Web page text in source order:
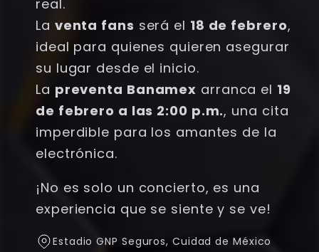
real.
La venta fans será el 18 de febrero,
ideal para quienes quieren asegurar
su lugar desde el inicio.
La preventa Banamex arranca el 19
de febrero a las 2:00 p.m., una cita
imperdible para los amantes de la
electrónica.
¡No es solo un concierto, es una
experiencia que se siente y se ve!
Estadio GNP Seguros, Cuidad de México